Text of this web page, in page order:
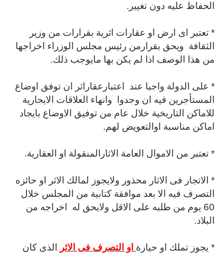
الحفاظ عليه دون تغيير.
* تعتبر اى ارض او عقارات اثرية بقرارات من وزير
الثقافة ويحق بقرارمن رئيس مجلس الوزراء اخراجها
من هذا الوصف اذا لم يكن بها مايوجب ذلك.
* على الدولة واجبا عند
اعتبارعقاراثر ان توفق اوضاع
المستأجرين فيه ان وجدوا وانهاء العلاقات الايجارية
للاماكن التاريخية خلال عام من توفيق الاوضاع بايجاد
اماكن مناسبة اوالتعويض لهم.
* تعتبر من الاموال العامة الاثارالمنقولة او العقارية.
* الاتجار فى الاثار محذور ولايجوز لمالك الاثر او حائزه
التصرف فيه الا بعد موافقة كتابية من المجلس خلال
60 يوم من طلبه على الاقل ولايحق له اخراجه من
البلاد.
* يجوز تملك او حيازة او التصرف فى الاثر
الذى كان